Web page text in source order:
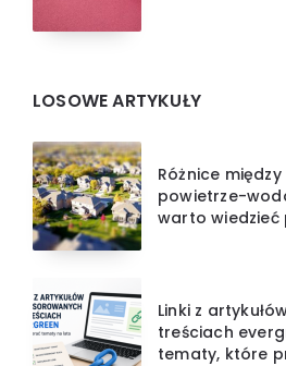
LOSOWE ARTYKUŁY
Różnice
powietrze-
warto wiedzieć
Linki z
treściach
tematy, które